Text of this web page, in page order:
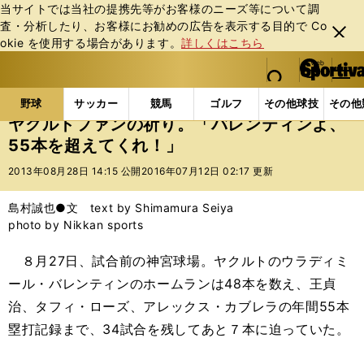
当サイトでは当社の提携先等がお客様のニーズ等について調
査・分析したり、お客様にお勧めの広告を表⽰する⽬的で Co
okie を使⽤する場合があります。詳しくはこちら
閉じ
る
web Sportiva (webスポルティーバ)
検索
マイペ
ー
ジ
メニュ
野球 サッカー 競馬 ゴルフ その他球技 その
b
ス
ポ
ル
バ
野球の記事一覧 プロ野球 ヤクルトファンの祈り。
ヤクルトファンの祈り。「バレンティンよ、
55本を超えてくれ！」
2013年08月28日 14:15 公開 2016年07月12日 02:17 更新
島村誠也●文 text by Shimamura Seiya
photo by Nikkan sports
８月27日、試合前の神宮球場。ヤクルトのウラディミ
ール・バレンティンのホームランは48本を数え、王貞
治、タフィ・ローズ、アレックス・カブレラの年間55本
塁打記録まで、34試合を残してあと７本に迫っていた。